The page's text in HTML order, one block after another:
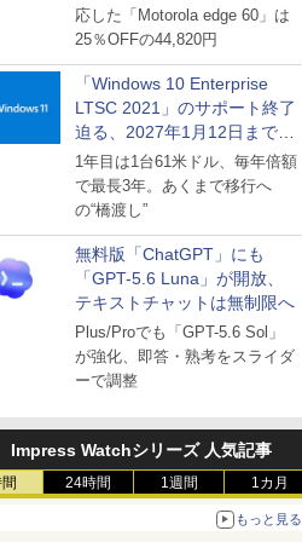
応した「Motorola edge 60」は
25％OFFの44,820円
「Windows 10 Enterprise
LTSC 2021」のサポート終了
迫る、2027年1月12日まで
～ESUは9月1日から販売
1年目は1台61米ドル、毎年倍額
で最長3年。あくまで移行へ
の“橋渡し”
無料版「ChatGPT」にも
「GPT-5.6 Luna」が開放、
テキストチャットは無制限へ
Plus/Proでも「GPT-5.6 Sol」
が強化、即答・熟考をスライダ
ーで調整
Impress Watchシリーズ 人気記事
24時間 1週間 1カ月
もっと見る